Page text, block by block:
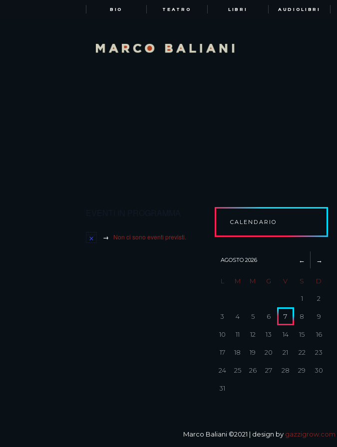
BIO TEATRO LIBRI AUDIOLIBRI
Non ci sono eventi previsti.
CALENDARIO
AGOSTO 2026
L M M G V S D
1 2
3 4 5 6 7 8 9
10 11 12 13 14 15 16
17 18 19 20 21 22 23
24 25 26 27 28 29 30
31
Marco Baliani ©2021 | design by gazzigrow.com